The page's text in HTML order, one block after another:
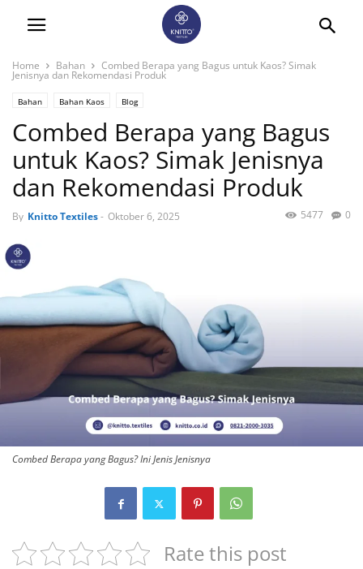
Home Bahan Combed Berapa yang Bagus untuk Kaos? Simak
Jenisnya dan Rekomendasi Produk
Bahan Bahan Kaos Blog
Combed Berapa yang Bagus
untuk Kaos? Simak Jenisnya
dan Rekomendasi Produk
By Knitto Textiles- Oktober 6, 2025 0
5477
Combed Berapa yang Bagus? Ini Jenis Jenisnya
Rate this post